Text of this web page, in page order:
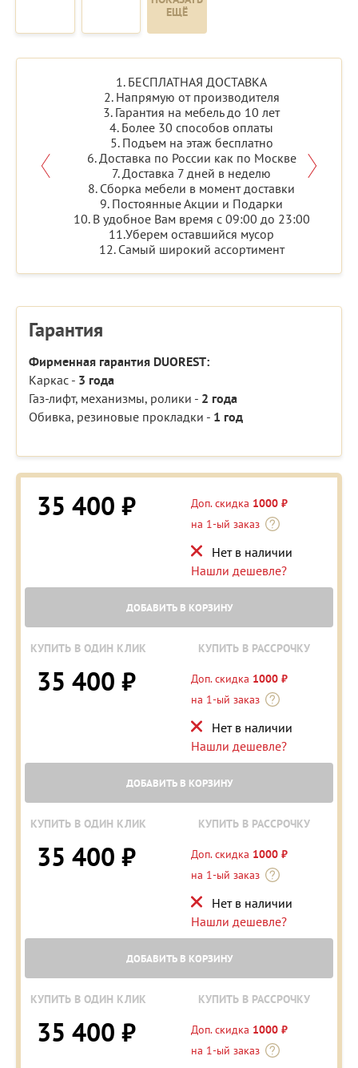
ЕЩЁ
1. БЕСПЛАТНАЯ ДОСТАВКА
2. Напрямую от производителя
3. Гарантия на мебель до 10 лет
4. Более 30 способов оплаты
5. Подъем на этаж бесплатно
6. Доставка по России как по Москве
7. Доставка 7 дней в неделю
8. Сборка мебели в момент доставки
9. Постоянные Акции и Подарки
10. В удобное Вам время с 09:00 до 23:00
11.Уберем оставшийся мусор
12. Самый широкий ассортимент
Гарантия
Фирменная гарантия DUOREST:
Каркас - 3 года
Газ-лифт, механизмы, ролики - 2 года
Обивка, резиновые прокладки - 1 год
35 400 ₽ Доп. скидка 1000 ₽
на 1-ый заказ
Нет в наличии
Нашли дешевле?
ДОБАВИТЬ В КОРЗИНУ
КУПИТЬ В ОДИН КЛИК КУПИТЬ В РАССРОЧКУ
35 400 ₽ Доп. скидка 1000 ₽
на 1-ый заказ
Нет в наличии
Нашли дешевле?
ДОБАВИТЬ В КОРЗИНУ
КУПИТЬ В ОДИН КЛИК КУПИТЬ В РАССРОЧКУ
35 400 ₽ Доп. скидка 1000 ₽
на 1-ый заказ
Нет в наличии
Нашли дешевле?
ДОБАВИТЬ В КОРЗИНУ
КУПИТЬ В ОДИН КЛИК КУПИТЬ В РАССРОЧКУ
35 400 ₽ Доп. скидка 1000 ₽
на 1-ый заказ